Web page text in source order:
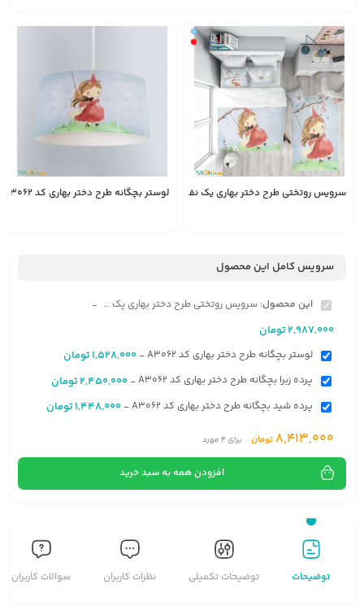
سرویس روتختی طرح دختر بهاری یک نفره کد A3062لوستر بچگانه طرح دختر بهاری کد A3062
سرویس کامل این محصول
این محصول: سرویس روتختی طرح دختر بهاری یک نفره کد A3062 -
2,987,000تومان
لوستر بچگانه طرح دختر بهاری کد A3062 -
1,528,000تومان
پرده زبرا بچگانه طرح دختر بهاری کد A3062 -
2,450,000تومان
پرده شید بچگانه طرح دختر بهاری کد A3062 -
1,448,000تومان
8,413,000 تومان برای4مورد
افزودن همه به سبد خرید
توضیحات توضیحات تکمیلی نظرات کاربران سوالات کاربران